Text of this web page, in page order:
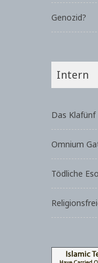
Genozid?
Intern
Das Klafünf
Omnium
Tödliche